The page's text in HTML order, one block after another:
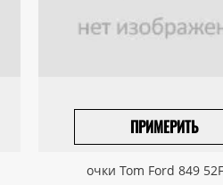
ПРИМЕРИТЬ
ПРИВЕЗТИ ПОД ЗАКАЗ
очки Tom Ford 849